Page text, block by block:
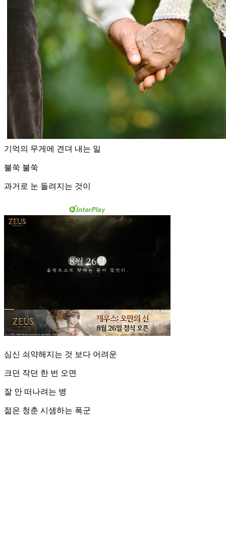
기억의 무게에 견뎌 내는 일
불쑥 불쑥
과거로 눈 돌려지는 것이
심신 쇠약해지는 것 보다 어려운
크던 작던 한 번 오면
잘 안 떠나려는 병
젊은 청춘 시샘하는 폭군